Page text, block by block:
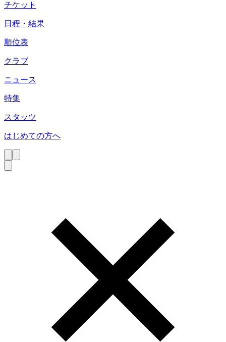
チケット
日程・結果
順位表
クラブ
ニュース
特集
スタッツ
はじめての方へ